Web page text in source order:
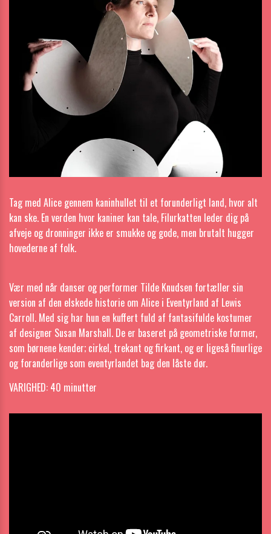
Tag med Alice gennem kaninhullet til et forunderligt land, hvor alt
kan ske. En verden hvor kaniner kan tale, Filurkatten leder dig på
afveje og dronninger ikke er smukke og gode, men brutalt hugger
hovederne af folk.
Vær med når danser og performer Tilde Knudsen fortæller sin
version af den elskede historie om Alice i Eventyrland af Lewis
Carroll. Med sig har hun en kuffert fuld af fantasifulde kostumer
af designer Susan Marshall. De er baseret på geometriske former,
som børnene kender; cirkel, trekant og firkant, og er ligeså finurlige
og foranderlige som eventyrlandet bag den låste dør.
VARIGHED: 40 minutter